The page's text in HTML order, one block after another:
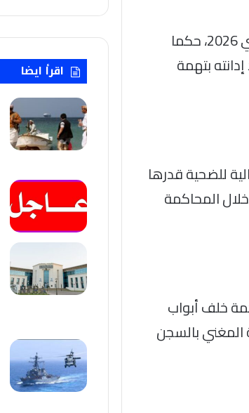
أصدرت محكمة الجنايات في دراغينيان بجنوب فرنسا، اليوم الجمعة 15 ماي 2026، حكما
بتهمة
بدفع تعويضات مالية للضحية قدرها
خلال المحاكمة
خلف أبواب
المغني بالسجن
اقرأ ايضا